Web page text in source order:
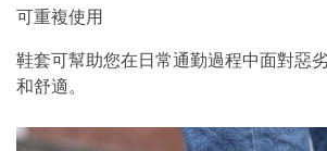
可重複使用
鞋套可幫助您在日常通勤過程中面對惡
和舒適。